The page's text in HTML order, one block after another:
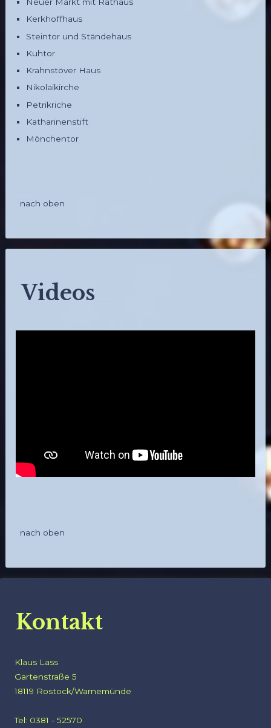
Kerkhoffhaus
Steintor und Ständehaus
Kuhtor
Krahnstöver Haus
Nikolaikirche
Petrikriche
Katharinenstift
Mönchentor
nach oben
Videos
nach oben
Kontakt
Klaus Lass
Gartenstraße 5
18119 Rostock/Warnemünde
Tel: 0381 - 52570